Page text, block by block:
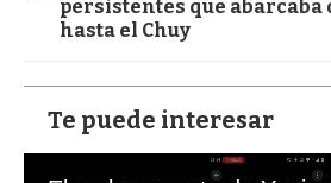
persistentes que abarcaba
hasta el Chuy
Te puede interesar